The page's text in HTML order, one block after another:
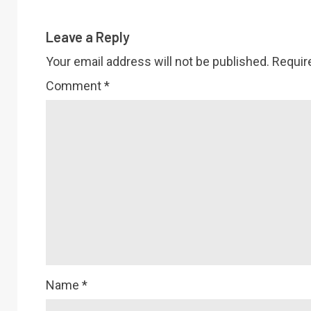
Leave a Reply
Your email address will not be published.
Comment*
Name *